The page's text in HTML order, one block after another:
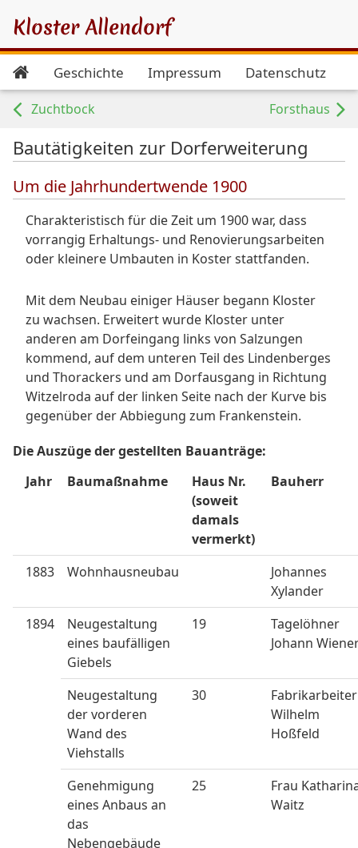
Kloster Allendorf
Geschichte Impressum Datenschutz
Zuchtbock Forsthaus
Bautätigkeiten zur Dorferweiterung
Um die Jahrhundertwende 1900
Charakteristisch für die Zeit um 1900 war, dass
vorrangig Erhaltungs- und Renovierungsarbeiten
oder kleinere Umbauten in Koster stattfanden.
Mit dem Neubau einiger Häuser begann Kloster
zu wachsen. Erweitert wurde Kloster unter
anderen am Dorfeingang links von Salzungen
kommend, auf dem unteren Teil des Lindenberges
und Thorackers und am Dorfausgang in Richtung
Witzelroda auf der linken Seite nach der Kurve bis
gegenüber der Abbiegung zum Frankenstein.
Die Auszüge der gestellten Bauanträge:
Jahr
Baumaßnahme
Haus Nr.
(soweit
damals
vermerkt)
Bauherr
1883 Wohnhausneubau
Johannes
Xylander
1894
Neugestaltung
eines baufälligen
Giebels
19
Tagelöhner
Johann
Neugestaltung
der vorderen
Wand des
Viehstalls
30
Fabrikarbeiter
Wilhelm
Hoßfeld
Genehmigung
eines Anbaus an
das
Nebengebäude
25
Frau
Waitz